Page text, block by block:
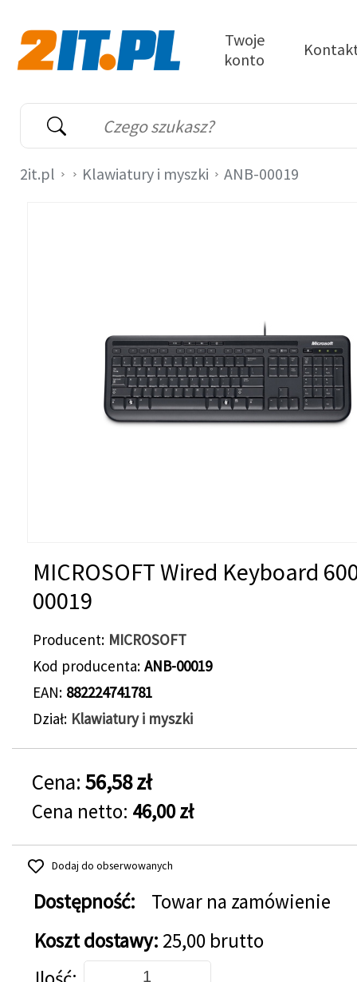
Wyszukiwarka
Słowo kluczowe
Twoje
konto
2it.pl Klawiatury i myszki ANB-00019
MICROSOFT Wired Keyboard
00019
Producent MICROSOFT
Kod producenta ANB-00019
EAN 882224741781
Dział Klawiatury i myszki
Cena: 56,58 zł
Cena netto: 46,00 zł
Dodaj do obserwowanych
Dostępność:
Towar na zamówienie
Koszt dostawy: 25,00 brutto
Dodaj do koszyka